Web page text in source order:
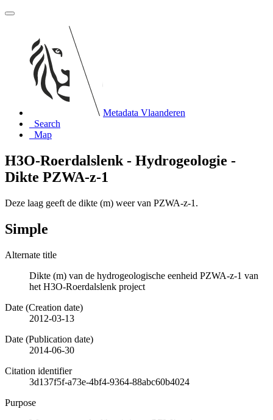
Metadata Vlaanderen
Search
Map
H3O-Roerdalslenk - Hydrogeologie -
Dikte PZWA-z-1
Deze laag geeft de dikte (m) weer van PZWA-z-1.
Simple
Alternate title
Dikte (m) van de hydrogeologische eenheid PZWA-z-1 van
het H3O-Roerdalslenk project
Date (Creation date)
2012-03-13
Date (Publication date)
2014-06-30
Citation identifier
3d137f5f-a73e-4bf4-9364-88abc60b4024
Purpose